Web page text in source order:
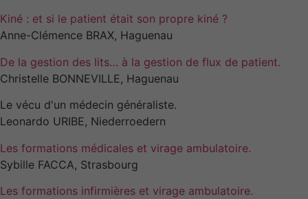
Kiné : et si le patient était son propre kiné ?
Anne-Clémence BRAX, Haguenau
De la gestion des lits… à la gestion de flux de patient.
Christelle BONNEVILLE, Haguenau
Le vécu d'un médecin généraliste.
Leonardo URIBE, Niederroedern
Les formations médicales et virage ambulatoire.
Sybille FACCA, Strasbourg
Les formations infirmières et virage ambulatoire.